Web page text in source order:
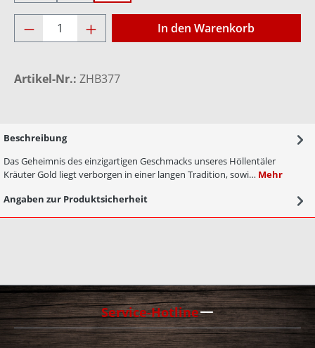
Produkt Anzahl: Gib den gewünschten
In den Warenkorb
Artikel-Nr.: ZHB377
Beschreibung
Das Geheimnis des einzigartigen Geschmacks unseres Höllentäler
Kräuter Gold liegt verborgen in einer langen Tradition, sowi… Mehr
Angaben zur Produktsicherheit
Service-Hotline